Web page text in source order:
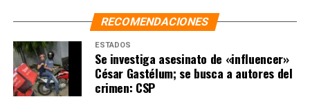
«Análisis de la FGR sobre Caso Teuchitlán es pobre»:
RECOMENDACIONES
ESTADOS
Se investiga asesinato de «influencer»
César Gastélum; se busca a autores del
crimen: CSP